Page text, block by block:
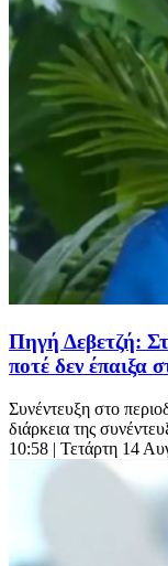
Πηγή Δεβετζή:
ποτέ δεν έπαιξα
Συνέντευξη στο
διάρκεια της
10:58 | Τετάρτη 14